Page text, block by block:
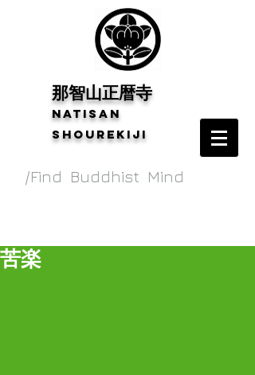
​那智山正暦寺
Natisan
shourekiji
/Find Buddhist Mind
苦楽